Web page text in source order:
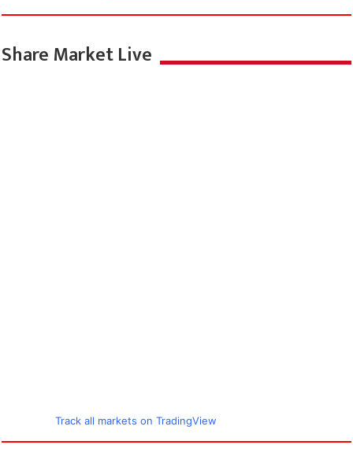
Share Market Live
Track all markets on TradingView